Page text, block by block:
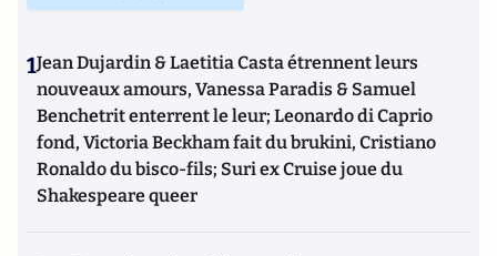
1Jean Dujardin & Laetitia Casta étrennent leurs
nouveaux amours, Vanessa Paradis & Samuel
Benchetrit enterrent le leur; Leonardo di Caprio
fond, Victoria Beckham fait du brukini, Cristiano
Ronaldo du bisco-fils; Suri ex Cruise joue du
Shakespeare queer